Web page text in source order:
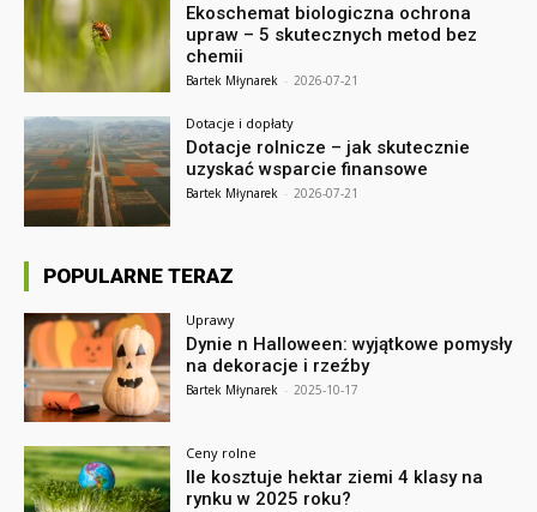
Ekoschemat biologiczna ochrona
upraw – 5 skutecznych metod bez
chemii
Bartek Młynarek - 2026-07-21
Dotacje i dopłaty
Dotacje rolnicze – jak skutecznie
uzyskać wsparcie finansowe
Bartek Młynarek - 2026-07-21
POPULARNE TERAZ
Uprawy
Dynie n Halloween: wyjątkowe pomysły
na dekoracje i rzeźby
Bartek Młynarek - 2025-10-17
Ceny rolne
Ile kosztuje hektar ziemi 4 klasy na
rynku w 2025 roku?